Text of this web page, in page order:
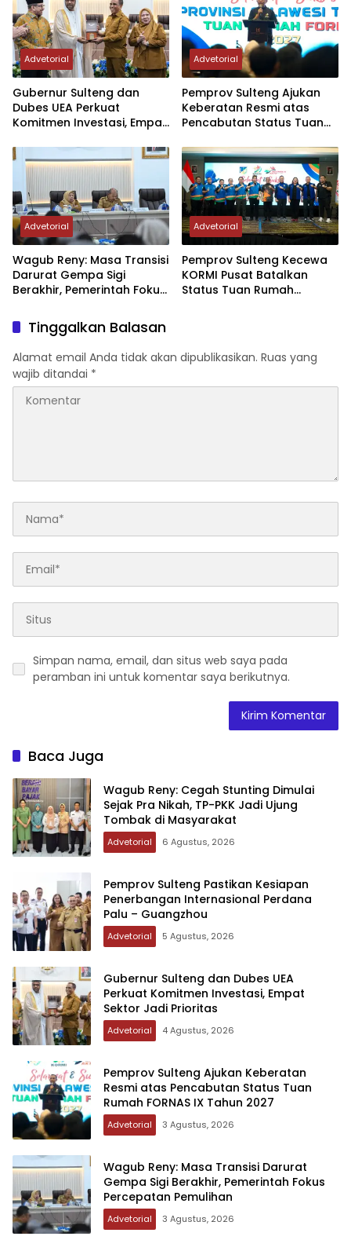
Advetorial
Gubernur Sulteng dan
Dubes UEA Perkuat
Komitmen Investasi, Empat
Advetorial
Pemprov Sulteng Ajukan
Keberatan Resmi atas
Pencabutan Status Tuan
2027
Advetorial
Wagub Reny: Masa Transisi
Darurat Gempa Sigi
Berakhir, Pemerintah Fokus
Advetorial
Pemprov Sulteng Kecewa
KORMI Pusat Batalkan
Status Tuan Rumah
Tinggalkan Balasan
Alamat email Anda tidak akan dipublikasikan. Ruas yang
wajib ditandai *
Simpan nama, email, dan situs web saya pada
peramban ini untuk komentar saya berikutnya.
Baca Juga
Wagub Reny: Cegah Stunting Dimulai
Sejak Pra Nikah, TP-PKK Jadi Ujung
Tombak di Masyarakat
Advetorial 6 Agustus, 2026
Pemprov Sulteng Pastikan Kesiapan
Penerbangan Internasional Perdana
Palu – Guangzhou
Advetorial 5 Agustus, 2026
Gubernur Sulteng dan Dubes UEA
Perkuat Komitmen Investasi, Empat
Sektor Jadi Prioritas
Advetorial 4 Agustus, 2026
Pemprov Sulteng Ajukan Keberatan
Resmi atas Pencabutan Status Tuan
Rumah FORNAS IX Tahun 2027
Advetorial 3 Agustus, 2026
Wagub Reny: Masa Transisi Darurat
Gempa Sigi Berakhir, Pemerintah Fokus
Percepatan Pemulihan
Advetorial 3 Agustus, 2026